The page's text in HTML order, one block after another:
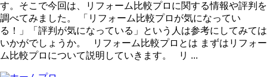
す。そこで今回は、リフォーム比較プロに関する情報や評判を
調べてみました。 「リフォーム比較プロが気になってい
る！」「評判が気になっている」という人は参考にしてみては
いかがでしょうか。 リフォーム比較プロとは まずはリフォー
ム比較プロについて説明していきます。 リ ...